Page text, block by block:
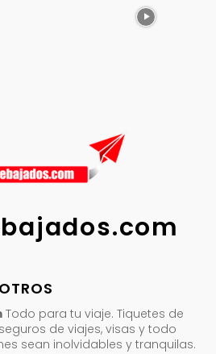
Todo para tu viaje. Tiquetes de
de viajes, visas y todo
sean inolvidables y tranquilas.